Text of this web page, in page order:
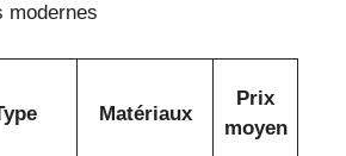
modernes
Matériaux
Prix
moyen